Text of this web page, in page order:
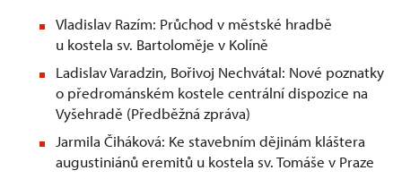
Vladislav Razím: Průchod v městské hradbě
u kostela sv. Bartoloměje v Kolíně
Ladislav Varadzin, Bořivoj Nechvátal: Nové poznatky
o předrománském kostele centrální dispozice na
Vyšehradě (Předběžná zpráva)
Jarmila Čiháková: Ke stavebním dějinám kláštera
augustiniánů eremitů u kostela sv. Tomáše v Praze